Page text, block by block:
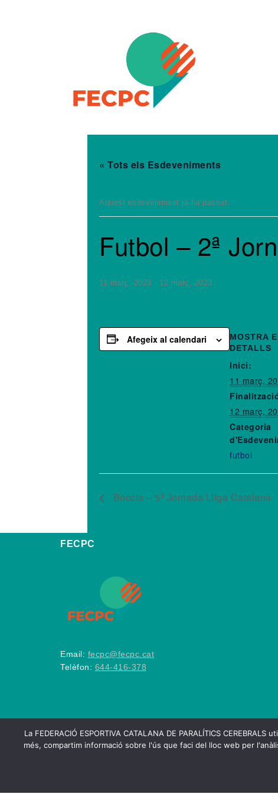
« Tots els Esdeveniments
Aquest esdeveniment ja ha passat.
Futbol – 2ª
11 març, 2023 - 12 març, 2023
Afegeix al calendari
MOSTRA
DETALLS
Inici:
11 març,
12 març,
Categoria
futbol
Boccia – 5ª Jornada Lliga Catalana
FECPC
Email: fecpc@fecpc.cat
Telèfon: 644-416-378
FECPC –
La FEDERACIÓ ESPORTIVA CATALANA DE PARALÍTICS
més, compartim informació sobre l'ús que faci del lloc web per